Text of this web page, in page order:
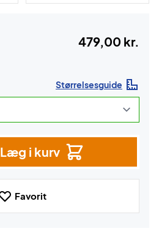
479,00 kr.
Størrelsesguide
Læg i kurv
Favorit